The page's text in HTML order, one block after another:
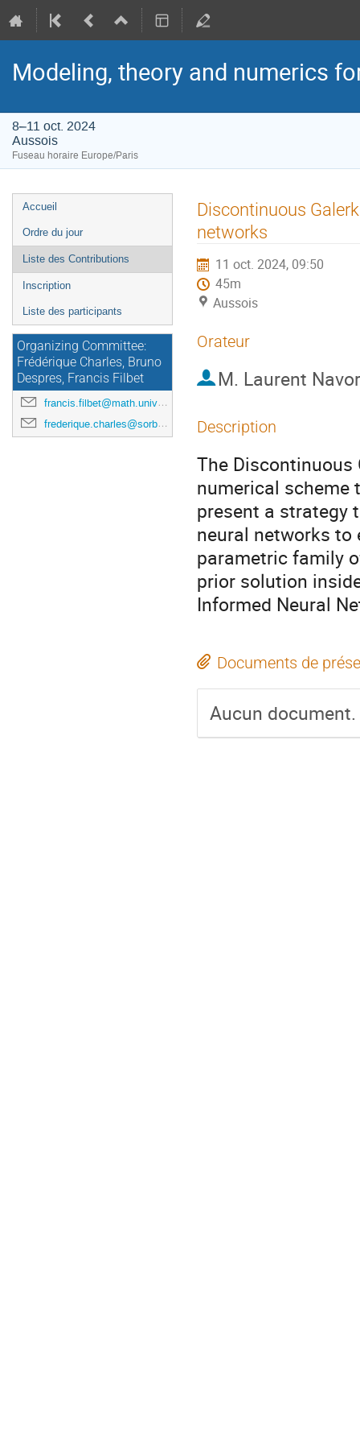
Modeling, theory and numerics
8–11 oct. 2024
Aussois
Fuseau horaire Europe/Paris
Menu
de
l'événement
Accueil
Ordre du jour
Liste des Contributions
Inscription
Liste des participants
Organizing Committee:
Frédérique Charles, Bruno
Despres, Francis Filbet
francis.filbet@math.univ-toulouse.fr
frederique.charles@sorbonne-universite.fr
Discontinuous
networks
11 oct. 2024, 09:50
45m
Aussois
Orateur
M. Laurent
Description
The
numerical scheme
present a strategy
neural networks to
parametric family
prior solution
Informed Neural
Documents de
Aucun document.